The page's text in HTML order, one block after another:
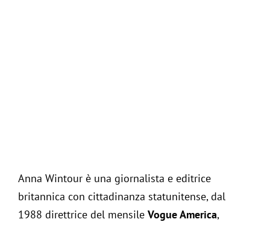
Anna Wintour è una giornalista e editrice
britannica con cittadinanza statunitense, dal
1988 direttrice del mensile Vogue America,